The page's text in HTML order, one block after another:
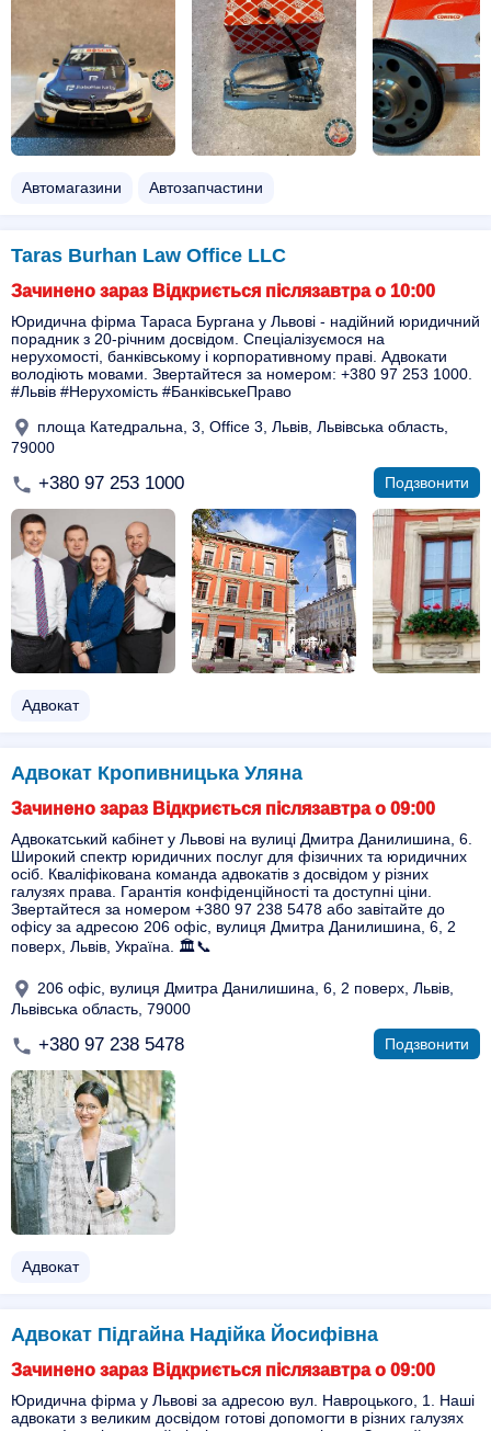
Автомагазини Автозапчастини
Taras Burhan Law Office LLC
Зачинено зараз Відкриється післязавтра о 10:00
Юридична фірма Тараса Бургана у Львові - надійний юридичний
порадник з 20-річним досвідом. Спеціалізуємося на
нерухомості, банківському і корпоративному праві. Адвокати
володіють мовами. Звертайтеся за номером: +380 97 253 1000.
#Львів #Нерухомість #БанківськеПраво
площа Катедральна, 3, Office 3, Львів, Львівська область,
79000
+380 97 253 1000 Подзвонити
Адвокат
Адвокат Кропивницька Уляна
Зачинено зараз Відкриється післязавтра о 09:00
Адвокатський кабінет у Львові на вулиці Дмитра Данилишина, 6.
Широкий спектр юридичних послуг для фізичних та юридичних
осіб. Кваліфікована команда адвокатів з досвідом у різних
галузях права. Гарантія конфіденційності та доступні ціни.
Звертайтеся за номером +380 97 238 5478 або завітайте до
офісу за адресою 206 офіс, вулиця Дмитра Данилишина, 6, 2
поверх, Львів, Україна. 🏛️📞
206 офіс, вулиця Дмитра Данилишина, 6, 2 поверх, Львів,
Львівська область, 79000
+380 97 238 5478 Подзвонити
Адвокат
Адвокат Підгайна Надійка Йосифівна
Зачинено зараз Відкриється післязавтра о 09:00
Юридична фірма у Львові за адресою вул. Навроцького, 1. Наші
адвокати з великим досвідом готові допомогти в різних галузях